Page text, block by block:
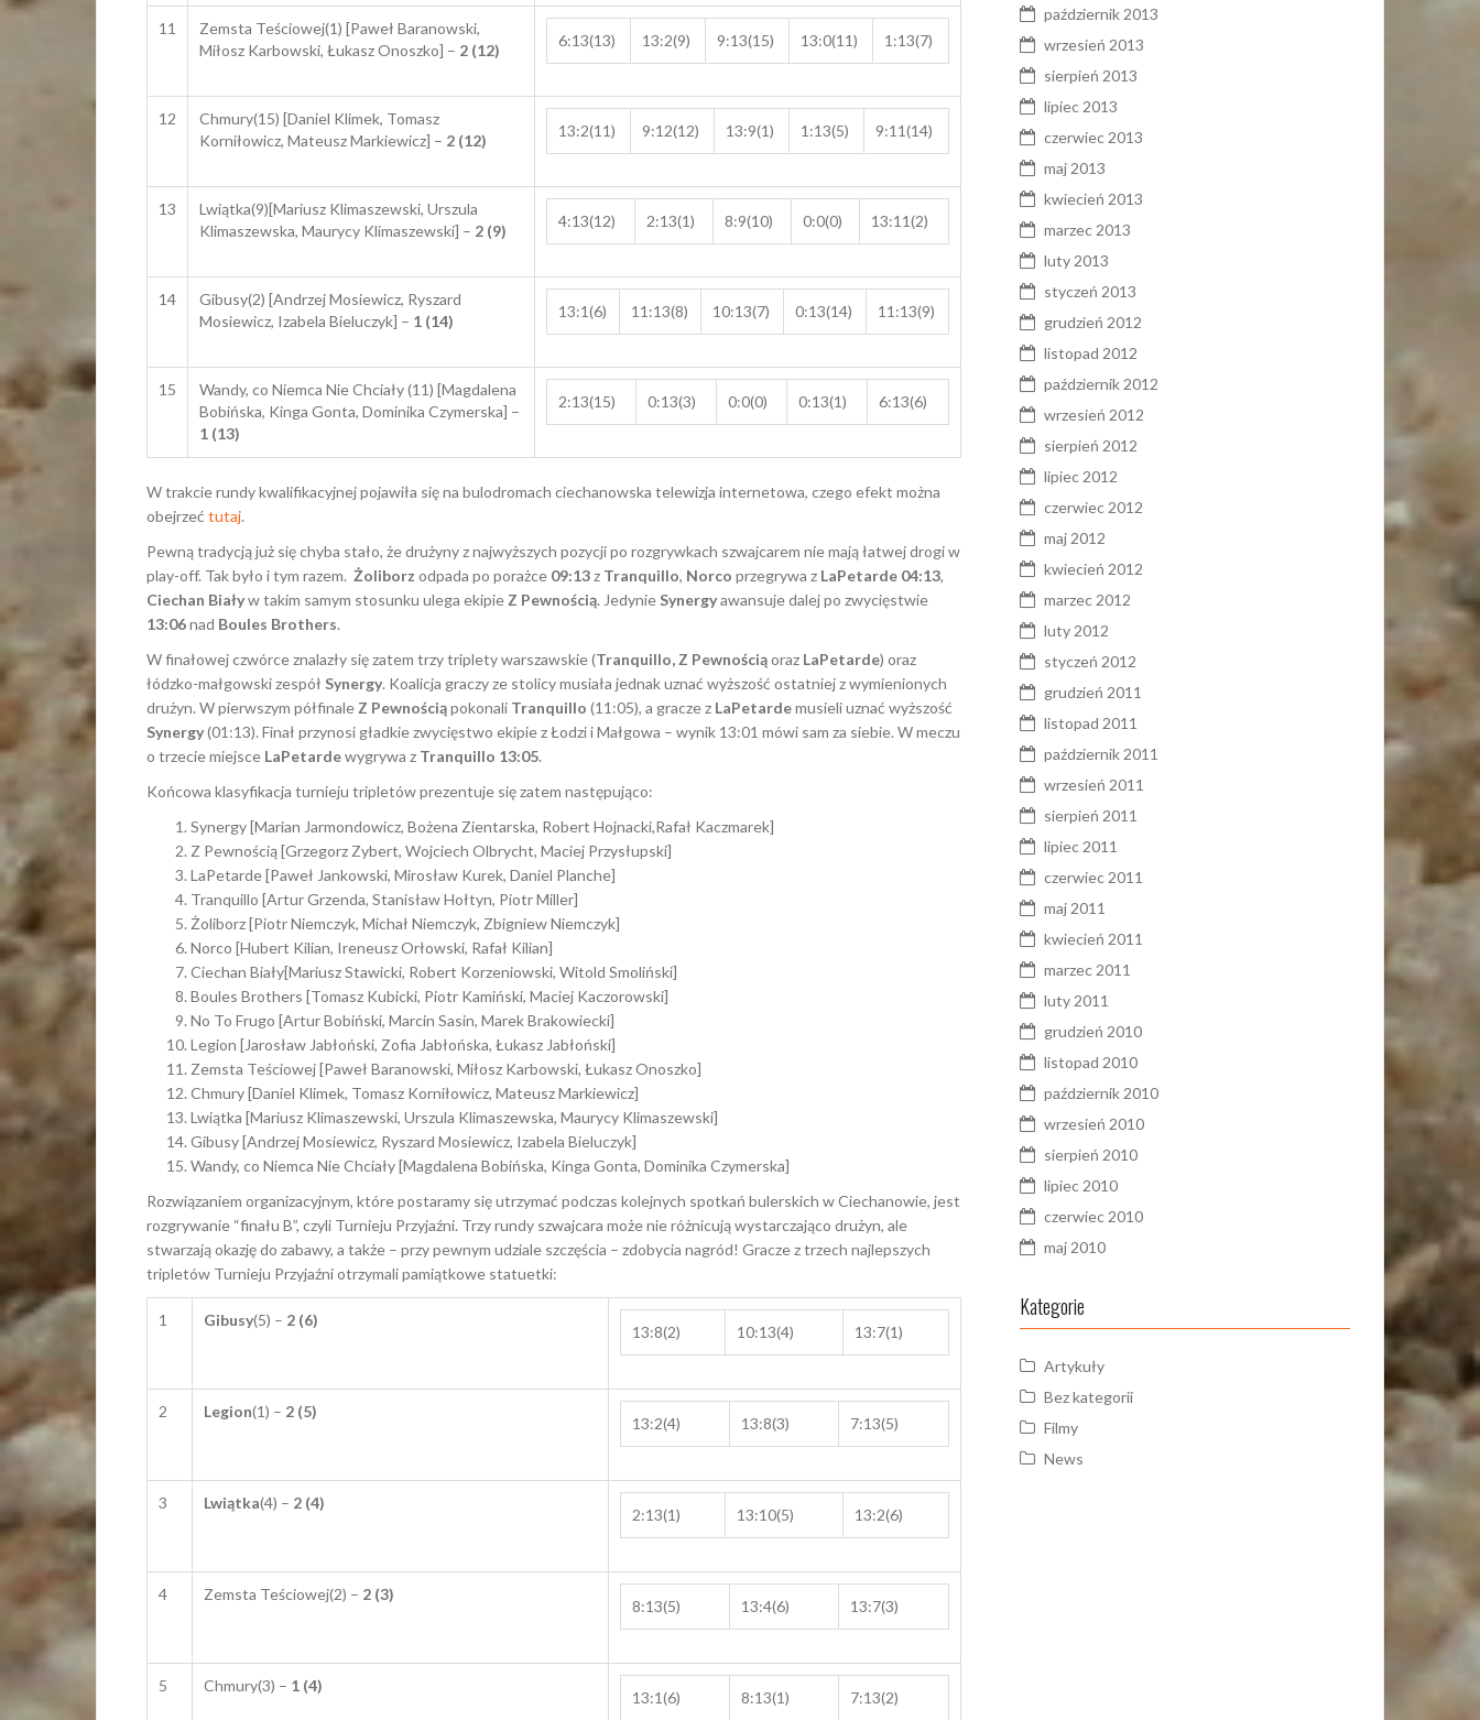
11
Zemsta Teściowej(1) [Paweł Baranowski,
Miłosz Karbowski, Łukasz Onoszko] – 2 (12)
6:13(13) 13:2(9) 9:13(15) 13:0(11) 1:13(7)
12
Chmury(15) [Daniel Klimek, Tomasz
Korniłowicz, Mateusz Markiewicz] – 2 (12)
13:2(11) 9:12(12) 13:9(1) 1:13(5) 9:11(14)
13
Lwiątka(9)[Mariusz Klimaszewski, Urszula
Klimaszewska, Maurycy Klimaszewski] – 2 (9)
4:13(12) 2:13(1) 8:9(10) 0:0(0) 13:11(2)
14
Gibusy(2) [Andrzej Mosiewicz, Ryszard
Mosiewicz, Izabela Bieluczyk] – 1 (14)
13:1(6) 11:13(8) 10:13(7) 0:13(14) 11:13(9)
15
Wandy, co Niemca Nie Chciały (11) [Magdalena
Bobińska, Kinga Gonta, Dominika Czymerska] –
1 (13)
2:13(15) 0:13(3) 0:0(0) 0:13(1) 6:13(6)
W trakcie rundy kwalifikacyjnej pojawiła się na bulodromach ciechanowska telewizja internetowa, czego efekt można
obejrzeć tutaj.
Pewną tradycją już się chyba stało, że drużyny z najwyższych pozycji po rozgrywkach szwajcarem nie mają łatwej drogi w
play-off. Tak było i tym razem. Żoliborz odpada po porażce 09:13z Tranquillo, Norco przegrywa z LaPetarde 04:13,
Ciechan Białyw takim samym stosunku ulega ekipie Z Pewnością. Jedynie Synergyawansuje dalej po zwycięstwie
13:06nad Boules Brothers.
W finałowej czwórce znalazły się zatem trzy triplety warszawskie (Tranquillo, Z Pewnościąoraz LaPetarde) oraz
łódzko-małgowski zespół Synergy. Koalicja graczy ze stolicy musiała jednak uznać wyższość ostatniej z wymienionych
drużyn. W pierwszym półfinale Z Pewnościąpokonali Tranquillo (11:05), a gracze z LaPetardemusieli uznać wyższość
Synergy(01:13). Finał przynosi gładkie zwycięstwo ekipie z Łodzi i Małgowa – wynik 13:01 mówi sam za siebie. W meczu
o trzecie miejsce LaPetardewygrywa z Tranquillo 13:05.
Końcowa klasyfikacja turnieju tripletów prezentuje się zatem następująco:
Synergy [Marian Jarmondowicz, Bożena Zientarska, Robert Hojnacki,Rafał Kaczmarek]
Z Pewnością [Grzegorz Zybert, Wojciech Olbrycht, Maciej Przysłupski]
LaPetarde [Paweł Jankowski, Mirosław Kurek, Daniel Planche]
Tranquillo [Artur Grzenda, Stanisław Hołtyn, Piotr Miller]
Żoliborz [Piotr Niemczyk, Michał Niemczyk, Zbigniew Niemczyk]
Norco [Hubert Kilian, Ireneusz Orłowski, Rafał Kilian]
Ciechan Biały[Mariusz Stawicki, Robert Korzeniowski, Witold Smoliński]
Boules Brothers [Tomasz Kubicki, Piotr Kamiński, Maciej Kaczorowski]
No To Frugo [Artur Bobiński, Marcin Sasin, Marek Brakowiecki]
Legion [Jarosław Jabłoński, Zofia Jabłońska, Łukasz Jabłoński]
Zemsta Teściowej [Paweł Baranowski, Miłosz Karbowski, Łukasz Onoszko]
Chmury [Daniel Klimek, Tomasz Korniłowicz, Mateusz Markiewicz]
Lwiątka [Mariusz Klimaszewski, Urszula Klimaszewska, Maurycy Klimaszewski]
Gibusy [Andrzej Mosiewicz, Ryszard Mosiewicz, Izabela Bieluczyk]
Wandy, co Niemca Nie Chciały [Magdalena Bobińska, Kinga Gonta, Dominika Czymerska]
Rozwiązaniem organizacyjnym, które postaramy się utrzymać podczas kolejnych spotkań bulerskich w Ciechanowie, jest
rozgrywanie “finału B”, czyli Turnieju Przyjaźni. Trzy rundy szwajcara może nie różnicują wystarczająco drużyn, ale
stwarzają okazję do zabawy, a także – przy pewnym udziale szczęścia – zdobycia nagród! Gracze z trzech najlepszych
tripletów Turnieju Przyjaźni otrzymali pamiątkowe statuetki:
1 Gibusy(5) – 2 (6)
13:8(2) 10:13(4) 13:7(1)
2 Legion(1) – 2 (5)
13:2(4) 13:8(3) 7:13(5)
3 Lwiątka(4) – 2 (4)
2:13(1) 13:10(5) 13:2(6)
4 Zemsta Teściowej(2) – 2 (3)
8:13(5) 13:4(6) 13:7(3)
5 Chmury(3) – 1 (4)
13:1(6) 8:13(1) 7:13(2)
październik 2013
wrzesień 2013
sierpień 2013
lipiec 2013
czerwiec 2013
maj 2013
kwiecień 2013
marzec 2013
luty 2013
styczeń 2013
grudzień 2012
listopad 2012
październik 2012
wrzesień 2012
sierpień 2012
lipiec 2012
czerwiec 2012
maj 2012
kwiecień 2012
marzec 2012
luty 2012
styczeń 2012
grudzień 2011
listopad 2011
październik 2011
wrzesień 2011
sierpień 2011
lipiec 2011
czerwiec 2011
maj 2011
kwiecień 2011
marzec 2011
luty 2011
grudzień 2010
listopad 2010
październik 2010
wrzesień 2010
sierpień 2010
lipiec 2010
czerwiec 2010
maj 2010
Kategorie
Artykuły
Bez kategorii
Filmy
News